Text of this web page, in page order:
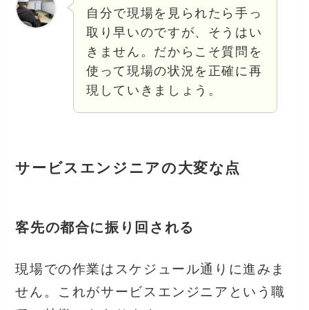
自分で現場を見られたら手っ
取り早いのですが、そうはい
きません。だからこそ質問を
使って現場の状況を正確に再
現していきましょう。
サービスエンジニアの大変な点
客先の都合に振り回される
現場での作業はスケジュール通りに進みま
せん。これがサービスエンジニアという職